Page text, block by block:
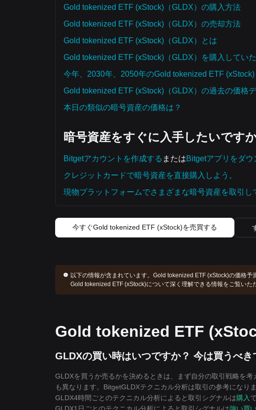
Gold tokenized ETF (xStock)（GLDX）の購入方法
Gold tokenized ETF (xStock)（GLDX）の売却方法
Gold tokenized ETF (xStock)（GLDX）とは
Gold tokenized ETF (xStock)（GLDX）を購入してい
今年、2030年、2050年のGold tokenized ETF
Gold tokenized ETF (xStock)（GLDX）の過去の価格
本日の類似の暗号資産の価格は？
暗号資産をすぐに入手したいです
Bitgetアカウントを作成する またはBitgetアプリをダウ
クレジットカードで暗号資産を直接購入しよう。
現物プラットフォームでさまざまな暗号資産を取引し
今すぐGold tokenized ETF (xStock)を売買する
以下の情報が含まれています。 Gold tokenized ETF (xStock)の価格予
Gold tokenized ETF (xStock)について深く理解できる情報をご覧いた
Gold tokenized ETF
GLDXの買い時はいつですか？ 今は買うべ
GLDXを買うか売るかを決めるときは、まず自分の取引戦略を
も異なります。BitgetGLDXテクニカル分析は取引の参考になりま
GLDX4時間ごとのテクニカル分析によると取引シグナルは購入